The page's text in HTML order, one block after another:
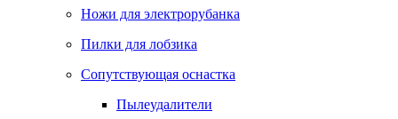
Ножи для электрорубанка
Пилки для лобзика
Сопутствующая оснастка
Пылеудалители